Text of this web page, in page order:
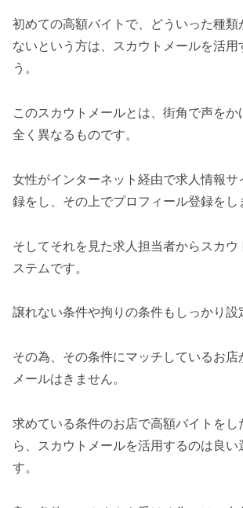
初めての高額バイトで、どういった種類
ないという方は、スカウトメールを活用
う。
このスカウトメールとは、街角で声を
全く異なるものです。
女性がインターネット経由で求人情報サ
録をし、その上でプロフィール登録をし
そしてそれを見た求人担当者からスカウ
ステムです。
譲れない条件や拘りの条件もしっかり設
その為、その条件にマッチしているお店
メールはきません。
求めている条件のお店で高額バイトをし
ら、スカウトメールを活用するのは良い
す。